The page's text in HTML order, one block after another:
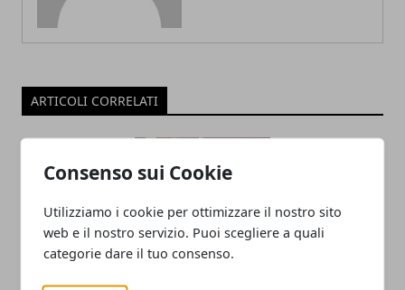
Consenso sui Cookie
Utilizziamo i cookie per ottimizzare il nostro sito
web e il nostro servizio. Puoi scegliere a quali
categorie dare il tuo consenso.
ARTICOLI CORRELATI